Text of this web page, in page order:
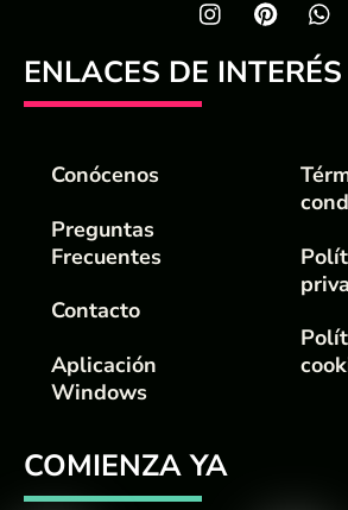
ENLACES DE INTERÉS
Conócenos
Preguntas
Frecuentes
Contacto
Aplicación
Windows
COMIENZA YA